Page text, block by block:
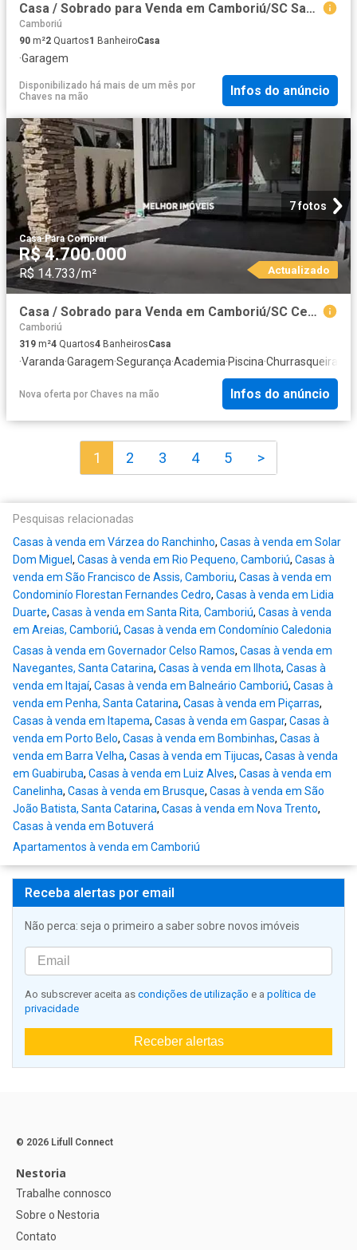
Casa / Sobrado para Venda em Camboriú/SC Santa Regina 2 Quartos
Camboriú
90 m²2 Quartos1 BanheiroCasa
·Garagem
Disponibilizado há mais de um mês por
Chaves na mão
Infos do anúncio
7 fotos
Casa·Para Comprar
R$ 4.700.000
R$ 14.733/m² Actualizado
Casa / Sobrado para Venda em Camboriú/SC Centro 4 Quartos
Camboriú
319 m²4 Quartos4 BanheirosCasa
·Varanda·Garagem·Segurança·Academia·Piscina·Churrasqueira
Nova oferta por Chaves na mão Infos do anúncio
1 2 3 4 5 >
Pesquisas relacionadas
Casas à venda em Várzea do Ranchinho, Casas à venda em Solar
Dom Miguel , Casas à venda em Rio Pequeno, Camboriú, Casas à
venda em São Francisco de Assis, Camboriu, Casas à venda em
Condominío Florestan Fernandes Cedro, Casas à venda em Lidia
Duarte, Casas à venda em Santa Rita, Camboriú, Casas à venda
em Areias, Camboriú, Casas à venda em Condomínio Caledonia
Casas à venda em Governador Celso Ramos, Casas à venda em
Navegantes, Santa Catarina, Casas à venda em Ilhota, Casas à
venda em Itajaí, Casas à venda em Balneário Camboriú, Casas à
venda em Penha, Santa Catarina, Casas à venda em Piçarras,
Casas à venda em Itapema, Casas à venda em Gaspar, Casas à
venda em Porto Belo, Casas à venda em Bombinhas, Casas à
venda em Barra Velha, Casas à venda em Tijucas, Casas à venda
em Guabiruba, Casas à venda em Luiz Alves, Casas à venda em
Canelinha, Casas à venda em Brusque, Casas à venda em São
João Batista, Santa Catarina, Casas à venda em Nova Trento,
Casas à venda em Botuverá
Apartamentos à venda em Camboriú
Receba alertas por email
Não perca: seja o primeiro a saber sobre novos imóveis
Ao subscrever aceita as condições de utilização e a política de
privacidade
Receber alertas
© 2026 Lifull Connect
Nestoria
Trabalhe connosco
Sobre o Nestoria
Contato